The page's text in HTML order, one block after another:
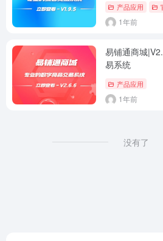
产品应用
1年前
易铺通商城
易系统
产品应用
1年前
没有了